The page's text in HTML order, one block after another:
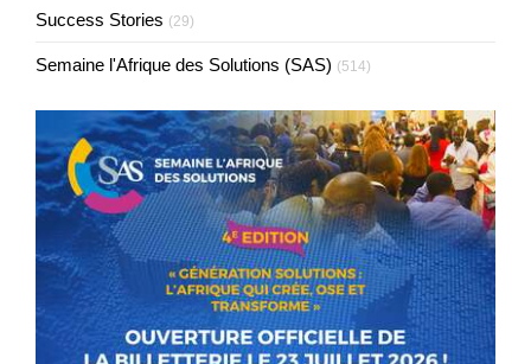
Success Stories (29)
Semaine l'Afrique des Solutions (SAS) (514)